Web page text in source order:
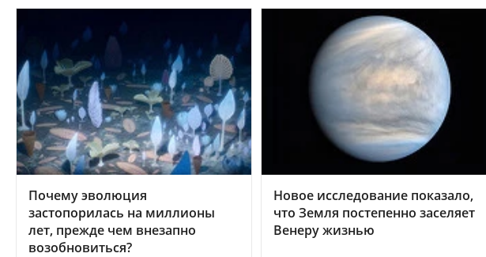
Почему эволюция
застопорилась на миллионы
лет, прежде чем внезапно
возобновиться?
Новое исследование показало,
что Земля постепенно заселяет
Венеру жизнью